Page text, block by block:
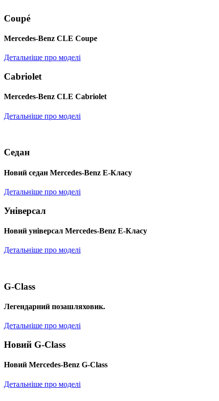
Coupé
Mercedes-Benz CLE Coupe
Детальніше про моделі
Cabriolet
Mercedes-Benz CLE Cabriolet
Детальніше про моделі
Седан
Новий седан Mercedes-Benz Е-Класу
Детальніше про моделі
Універсал
Новий універсал Mercedes-Benz E-Класу
Детальніше про моделі
G-Class
Легендарний позашляховик.
Детальніше про моделі
Новий G-Class
Новий Mercedes-Benz G-Class
Детальніше про моделі